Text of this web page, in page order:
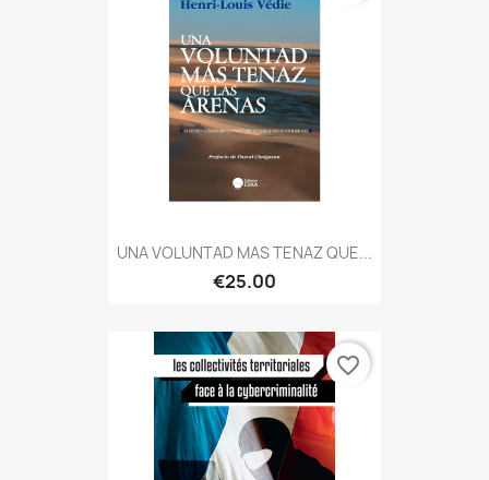
UNA VOLUNTAD MAS TENAZ QUE...
€25.00
favorite_border